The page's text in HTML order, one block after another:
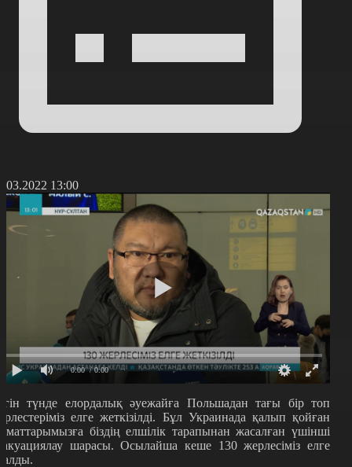
13:00
0:00 / 0:00
түнде елордалық әуежайға Польшадан тағы бір топ
елге жеткізілді. Бұл Украинада қалып қойған
біздің елшілік тарапынан жасалған үшінші
шарасы. Осылайша кеше 130 жерлесіміз елге